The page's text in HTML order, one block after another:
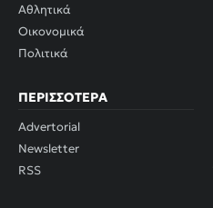
Αθλητικά
Οικονομικά
Πολιτικά
ΠΕΡΙΣΣΌΤΕΡΑ
Advertorial
Newsletter
RSS